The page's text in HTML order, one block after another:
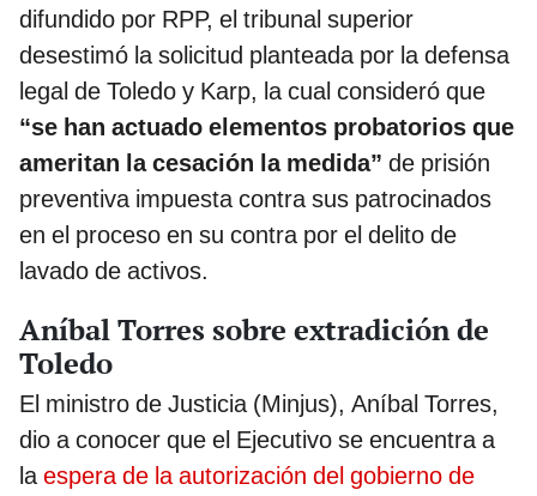
difundido por RPP, el tribunal superior
desestimó la solicitud planteada por la defensa
legal de Toledo y Karp, la cual consideró que
“se han actuado elementos probatorios que
ameritan la cesación la medida” de prisión
preventiva impuesta contra sus patrocinados
en el proceso en su contra por el delito de
lavado de activos.
Aníbal Torres sobre extradición de
Toledo
El ministro de Justicia (Minjus), Aníbal Torres,
dio a conocer que el Ejecutivo se encuentra a
laespera de la autorización del gobierno de